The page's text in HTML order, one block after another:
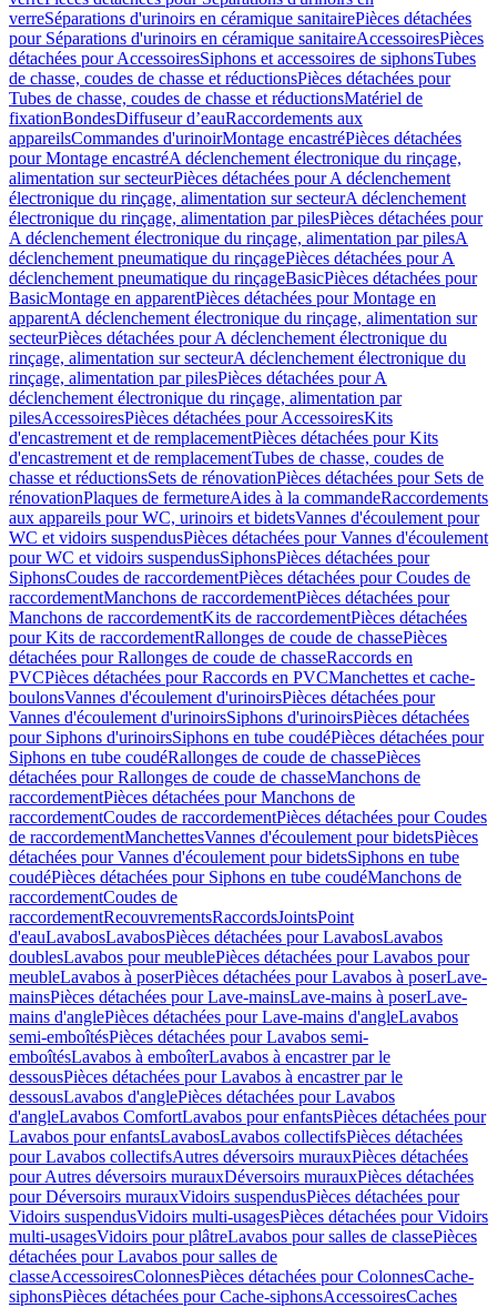
verreSéparations d'urinoirs en céramique sanitairePièces détachées
pour Séparations d'urinoirs en céramique sanitaireAccessoiresPièces
détachées pour AccessoiresSiphons et accessoires de siphonsTubes
de chasse, coudes de chasse et réductionsPièces détachées pour
Tubes de chasse, coudes de chasse et réductionsMatériel de
fixationBondesDiffuseur d’eauRaccordements aux
appareilsCommandes d'urinoirMontage encastréPièces détachées
pour Montage encastréA déclenchement électronique du rinçage,
alimentation sur secteurPièces détachées pour A déclenchement
électronique du rinçage, alimentation sur secteurA déclenchement
électronique du rinçage, alimentation par pilesPièces détachées pour
A déclenchement électronique du rinçage, alimentation par pilesA
déclenchement pneumatique du rinçagePièces détachées pour A
déclenchement pneumatique du rinçageBasicPièces détachées pour
BasicMontage en apparentPièces détachées pour Montage en
apparentA déclenchement électronique du rinçage, alimentation sur
secteurPièces détachées pour A déclenchement électronique du
rinçage, alimentation sur secteurA déclenchement électronique du
rinçage, alimentation par pilesPièces détachées pour A
déclenchement électronique du rinçage, alimentation par
pilesAccessoiresPièces détachées pour AccessoiresKits
d'encastrement et de remplacementPièces détachées pour Kits
d'encastrement et de remplacementTubes de chasse, coudes de
chasse et réductionsSets de rénovationPièces détachées pour Sets de
rénovationPlaques de fermetureAides à la commandeRaccordements
aux appareils pour WC, urinoirs et bidetsVannes d'écoulement pour
WC et vidoirs suspendusPièces détachées pour Vannes d'écoulement
pour WC et vidoirs suspendusSiphonsPièces détachées pour
SiphonsCoudes de raccordementPièces détachées pour Coudes de
raccordementManchons de raccordementPièces détachées pour
Manchons de raccordementKits de raccordementPièces détachées
pour Kits de raccordementRallonges de coude de chassePièces
détachées pour Rallonges de coude de chasseRaccords en
PVCPièces détachées pour Raccords en PVCManchettes et cache-
boulonsVannes d'écoulement d'urinoirsPièces détachées pour
Vannes d'écoulement d'urinoirsSiphons d'urinoirsPièces détachées
pour Siphons d'urinoirsSiphons en tube coudéPièces détachées pour
Siphons en tube coudéRallonges de coude de chassePièces
détachées pour Rallonges de coude de chasseManchons de
raccordementPièces détachées pour Manchons de
raccordementCoudes de raccordementPièces détachées pour Coudes
de raccordementManchettesVannes d'écoulement pour bidetsPièces
détachées pour Vannes d'écoulement pour bidetsSiphons en tube
coudéPièces détachées pour Siphons en tube coudéManchons de
raccordementCoudes de
raccordementRecouvrementsRaccordsJointsPoint
d'eauLavabosLavabosPièces détachées pour LavabosLavabos
doublesLavabos pour meublePièces détachées pour Lavabos pour
meubleLavabos à poserPièces détachées pour Lavabos à poserLave-
mainsPièces détachées pour Lave-mainsLave-mains à poserLave-
mains d'anglePièces détachées pour Lave-mains d'angleLavabos
semi-emboîtésPièces détachées pour Lavabos semi-
emboîtésLavabos à emboîterLavabos à encastrer par le
dessousPièces détachées pour Lavabos à encastrer par le
dessousLavabos d'anglePièces détachées pour Lavabos
d'angleLavabos ComfortLavabos pour enfantsPièces détachées pour
Lavabos pour enfantsLavabosLavabos collectifsPièces détachées
pour Lavabos collectifsAutres déversoirs murauxPièces détachées
pour Autres déversoirs murauxDéversoirs murauxPièces détachées
pour Déversoirs murauxVidoirs suspendusPièces détachées pour
Vidoirs suspendusVidoirs multi-usagesPièces détachées pour Vidoirs
multi-usagesVidoirs pour plâtreLavabos pour salles de classePièces
détachées pour Lavabos pour salles de
classeAccessoiresColonnesPièces détachées pour ColonnesCache-
siphonsPièces détachées pour Cache-siphonsAccessoiresCaches